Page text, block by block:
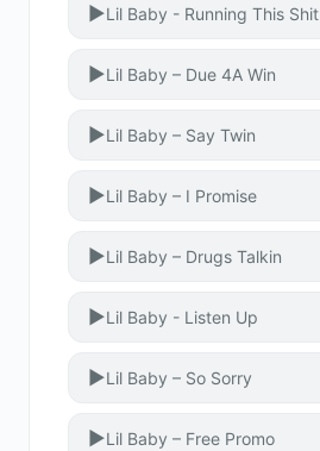
▶Lil Baby - Running This Shit
▶Lil Baby – Due 4A Win
▶Lil Baby – Say Twin
▶Lil Baby – I Promise
▶Lil Baby – Drugs Talkin
▶Lil Baby - Listen Up
▶Lil Baby – So Sorry
▶Lil Baby – Free Promo